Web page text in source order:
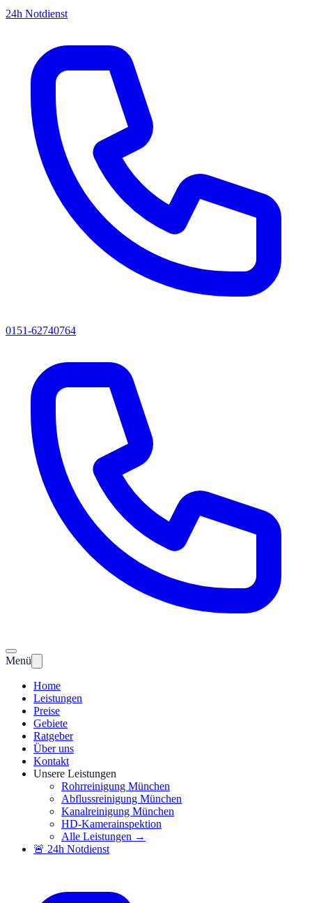
24h Notdienst
0151-62740764
Menü
Home
Leistungen
Preise
Gebiete
Ratgeber
Über uns
Kontakt
Unsere Leistungen
Rohrreinigung München
Abflussreinigung München
Kanalreinigung München
HD-Kamerainspektion
Alle Leistungen →
🚨 24h Notdienst